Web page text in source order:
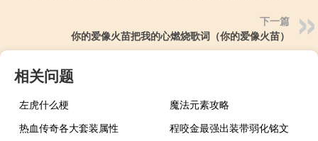
下一篇
你的爱像火苗把我的心燃烧歌词（你的爱像火苗）
相关问题
左虎什么梗
魔法元素攻略
热血传奇各大套装属性
程咬金最强出装带弱化铭文